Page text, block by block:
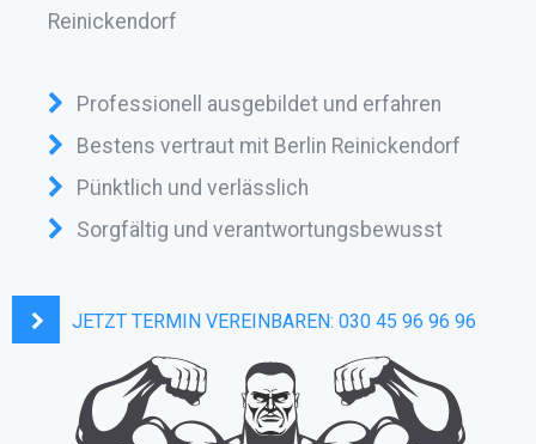
Reinickendorf
Professionell ausgebildet und erfahren
Bestens vertraut mit Berlin Reinickendorf
Pünktlich und verlässlich
Sorgfältig und verantwortungsbewusst
JETZT TERMIN VEREINBAREN: 030 45 96 96 96